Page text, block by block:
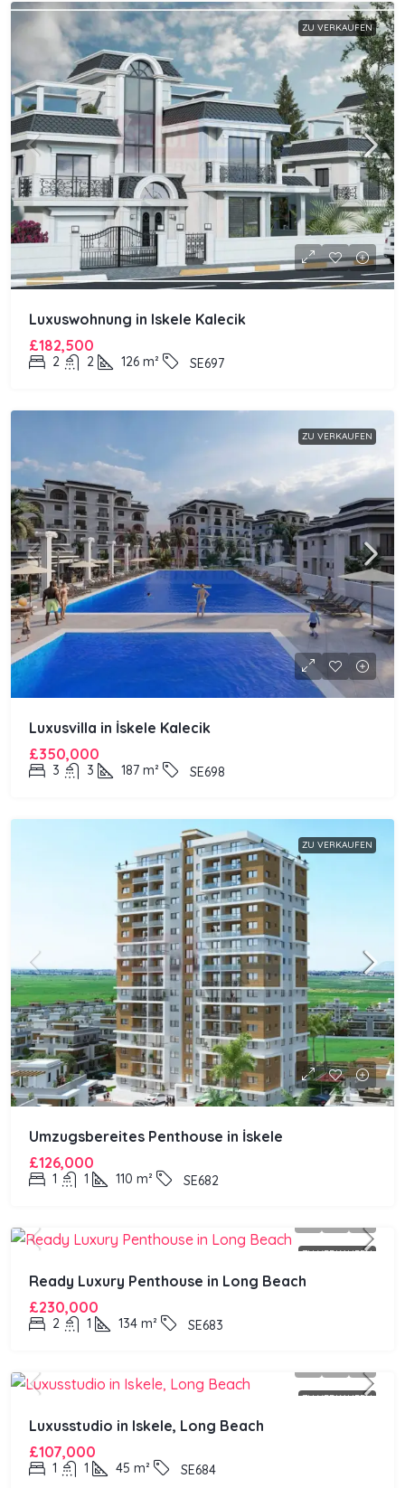
ZU VERKAUFEN
Luxuswohnung in Iskele Kalecik
£182,500
2 2 126 m² SE697
ZU VERKAUFEN
Luxusvilla in İskele Kalecik
£350,000
3 3 187 m² SE698
ZU VERKAUFEN
Umzugsbereites Penthouse in İskele
£126,000
1 1 110 m² SE682
ZU VERKAUFEN
Ready Luxury Penthouse in Long Beach
£230,000
2 1 134 m² SE683
ZU VERKAUFEN
Luxusstudio in Iskele, Long Beach
£107,000
1 1 45 m² SE684